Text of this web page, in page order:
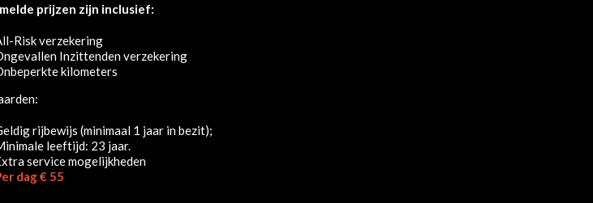
prijzen zijn inclusief:
Risk verzekering
Inzittenden verzekering
kilometers
rijbewijs (minimaal 1 jaar in bezit);
leeftijd: 23 jaar.
service mogelijkheden
dag € 55